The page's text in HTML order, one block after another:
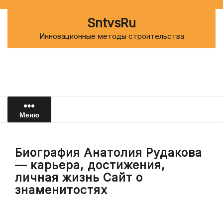
SntvsRu
Инновационные методы строительства
Меню
Биография Анатолия Рудакова
— карьера, достижения,
личная жизнь Сайт о
знаменитостях